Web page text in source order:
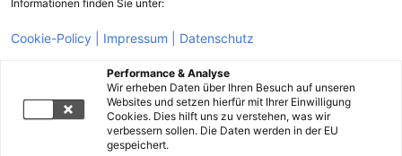
Informationen finden Sie unter:
Cookie-Policy | Impressum | Datenschutz
Performance & Analyse
Wir erheben Daten über Ihren Besuch auf unseren
Websites und setzen hierfür mit Ihrer Einwilligung
Cookies. Dies hilft uns zu verstehen, was wir
verbessern sollen. Die Daten werden in der EU
gespeichert.